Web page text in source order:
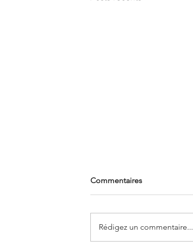
Commentaires
Rédigez un commentaire...